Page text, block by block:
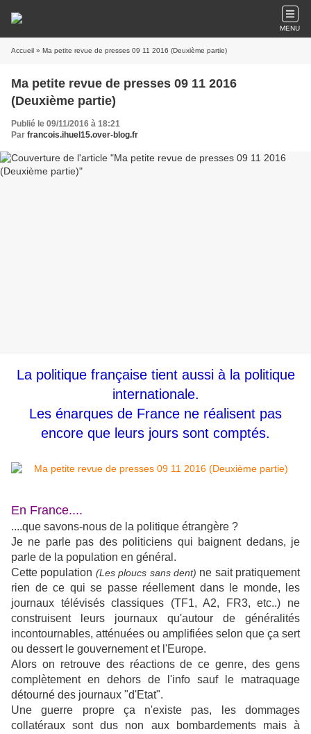
MENU
Accueil » Ma petite revue de presses 09 11 2016 (Deuxième partie)
Ma petite revue de presses 09 11 2016
(Deuxième partie)
Publié le 09/11/2016 à 18:21
Par francois.ihuel15.over-blog.fr
La politique française tient aussi à la politique
internationale.
Les énarques de France ne réalisent pas
encore que leurs jours sont comptés.
En France....
....que savons-nous de la politique étrangère ?
Je ne parle pas des politiciens qui baignent dedans, je
parle de la population en général.
Cette population (Les ploucs sans dent) ne sait pratiquement
rien de ce qui se passe réellement dans le monde, les
journaux télévisés classiques (TF1, A2, FR3, etc..) ne
construisent leurs journaux qu'autour de généralités
incontournables, atténuées ou amplifiées selon que ça sert
ou dessert le gouvernement et l'Europe.
Alors on retrouve des réactions de ce genre, des gens
complètement en dehors de l'info sauf le matraquage
détourné des journaux "d'Etat".
Une guerre propre ça n'existe pas, les dommages
collatéraux sont dus non aux bombardements mais à